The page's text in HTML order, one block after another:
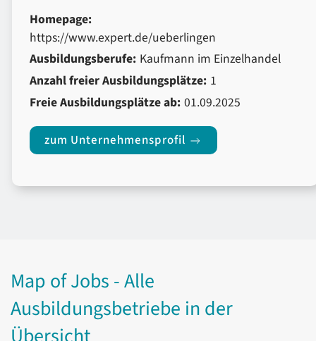
Homepage:
https://www.expert.de/ueberlingen
Ausbildungsberufe: Kaufmann im Einzelhandel
Anzahl freier Ausbildungsplätze: 1
Freie Ausbildungsplätze ab: 01.09.2025
zum Unternehmensprofil
Map of Jobs - Alle
Ausbildungsbetriebe in der